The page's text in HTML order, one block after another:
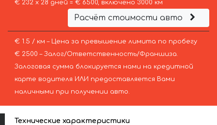
€ 232 х 28 дней = € 6500, включено 3000 км
Расчёт стоимости авто
€ 1.5 / км – Цена за превышение лимита по пробегу
€ 2500 – Залог/Ответственность/Франшиза.
Залоговая сумма блокируется нами на кредитной
карте водителя ИЛИ предоставляется Вами
наличными при получении авто.
Технические характеристики